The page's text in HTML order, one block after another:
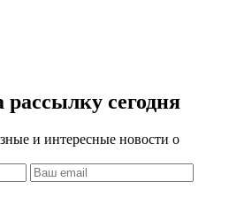
сегодня
и интересные новости о